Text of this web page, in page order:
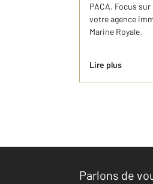
PACA. Focus
votre agence
Marine Royale.
Lire plus
Parlons de